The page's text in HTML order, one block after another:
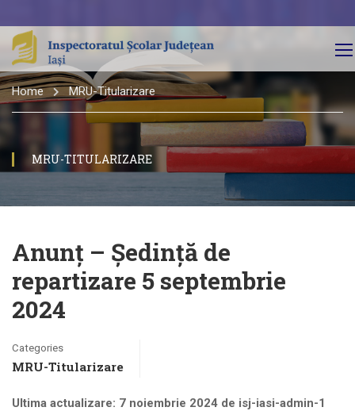
Home MRU-Titularizare
MRU-TITULARIZARE
Anunţ – Şedinţă de
repartizare 5 septembrie
2024
Categories
MRU-Titularizare
Ultima actualizare: 7 noiembrie 2024 de isj-iasi-admin-1